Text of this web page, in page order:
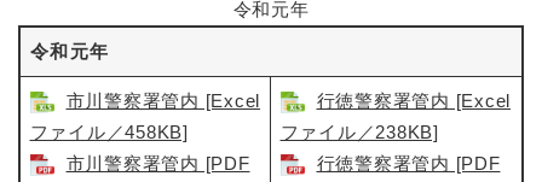
令和元年
令和元年
市川警察署管内 [Excel
ファイル／458KB]
市川警察署管内​ [PDF
行徳警察署管内 [Excel
ファイル／238KB]
行徳警察署管内 [PDF